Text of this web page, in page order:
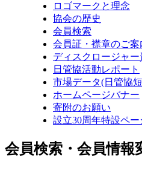
ロゴマークと理念
協会の歴史
会員検索
会員証・襟章のご案
ディスクロージャー
日管協活動レポート
市場データ(日管協
ホームページバナー
寄附のお願い
設立30周年特設ペー
会員検索・会員情報